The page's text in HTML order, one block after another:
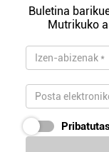
Buletina
Mutrikuko